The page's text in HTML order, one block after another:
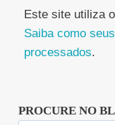
Este site utiliza
Saiba como
processados.
PROCURE NO